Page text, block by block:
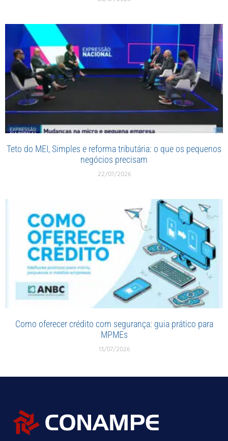
Teto do MEI, Simples e reforma tributária: o que os pequenos
negócios precisam
22/07/2026
Como oferecer crédito com segurança: guia prático para
MPMEs
13/07/2026